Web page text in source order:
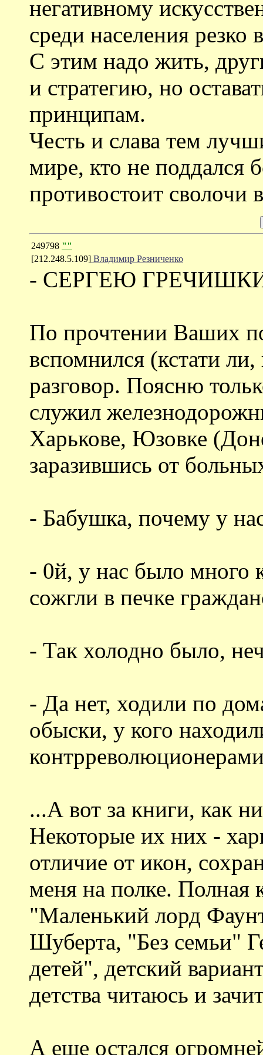
негативному
среди населения резко
С этим надо жить,
и стратегию, но
принципам.
Честь и слава тем
мире, кто не поддался
противостоит сволочи
249798 ""
[212.248.5.109] Владимир Резниченко
- СЕРГЕЮ
По прочтении Ваших
вспомнился (кстати
разговор. Поясню
служил
Харькове, Юзовке
заразившись от
- Бабушка, почему у
- 0й, у нас было много
сожгли в печке
- Так холодно было,
- Да нет, ходили по
обыски, у кого
...А вот за книги, как
Некоторые их них -
отличие от икон,
меня на полке. Полная
"Маленький лорд
Шуберта, "Без семьи"
детей", детский
детства читаюсь и
А еще остался